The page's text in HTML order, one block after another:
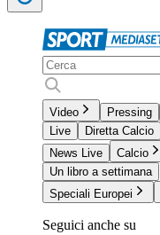
Video Pressing
Live
Diretta Calcio
News Live
Calcio
Un libro a settimana
Speciali Europei
Seguici anche su